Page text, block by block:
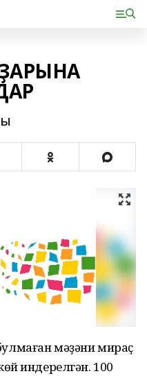
мәҙәни мираҫ
индерелгән. 100